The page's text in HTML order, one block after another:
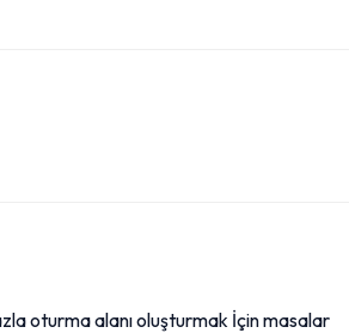
oturma alanı oluşturmak İçin masalar